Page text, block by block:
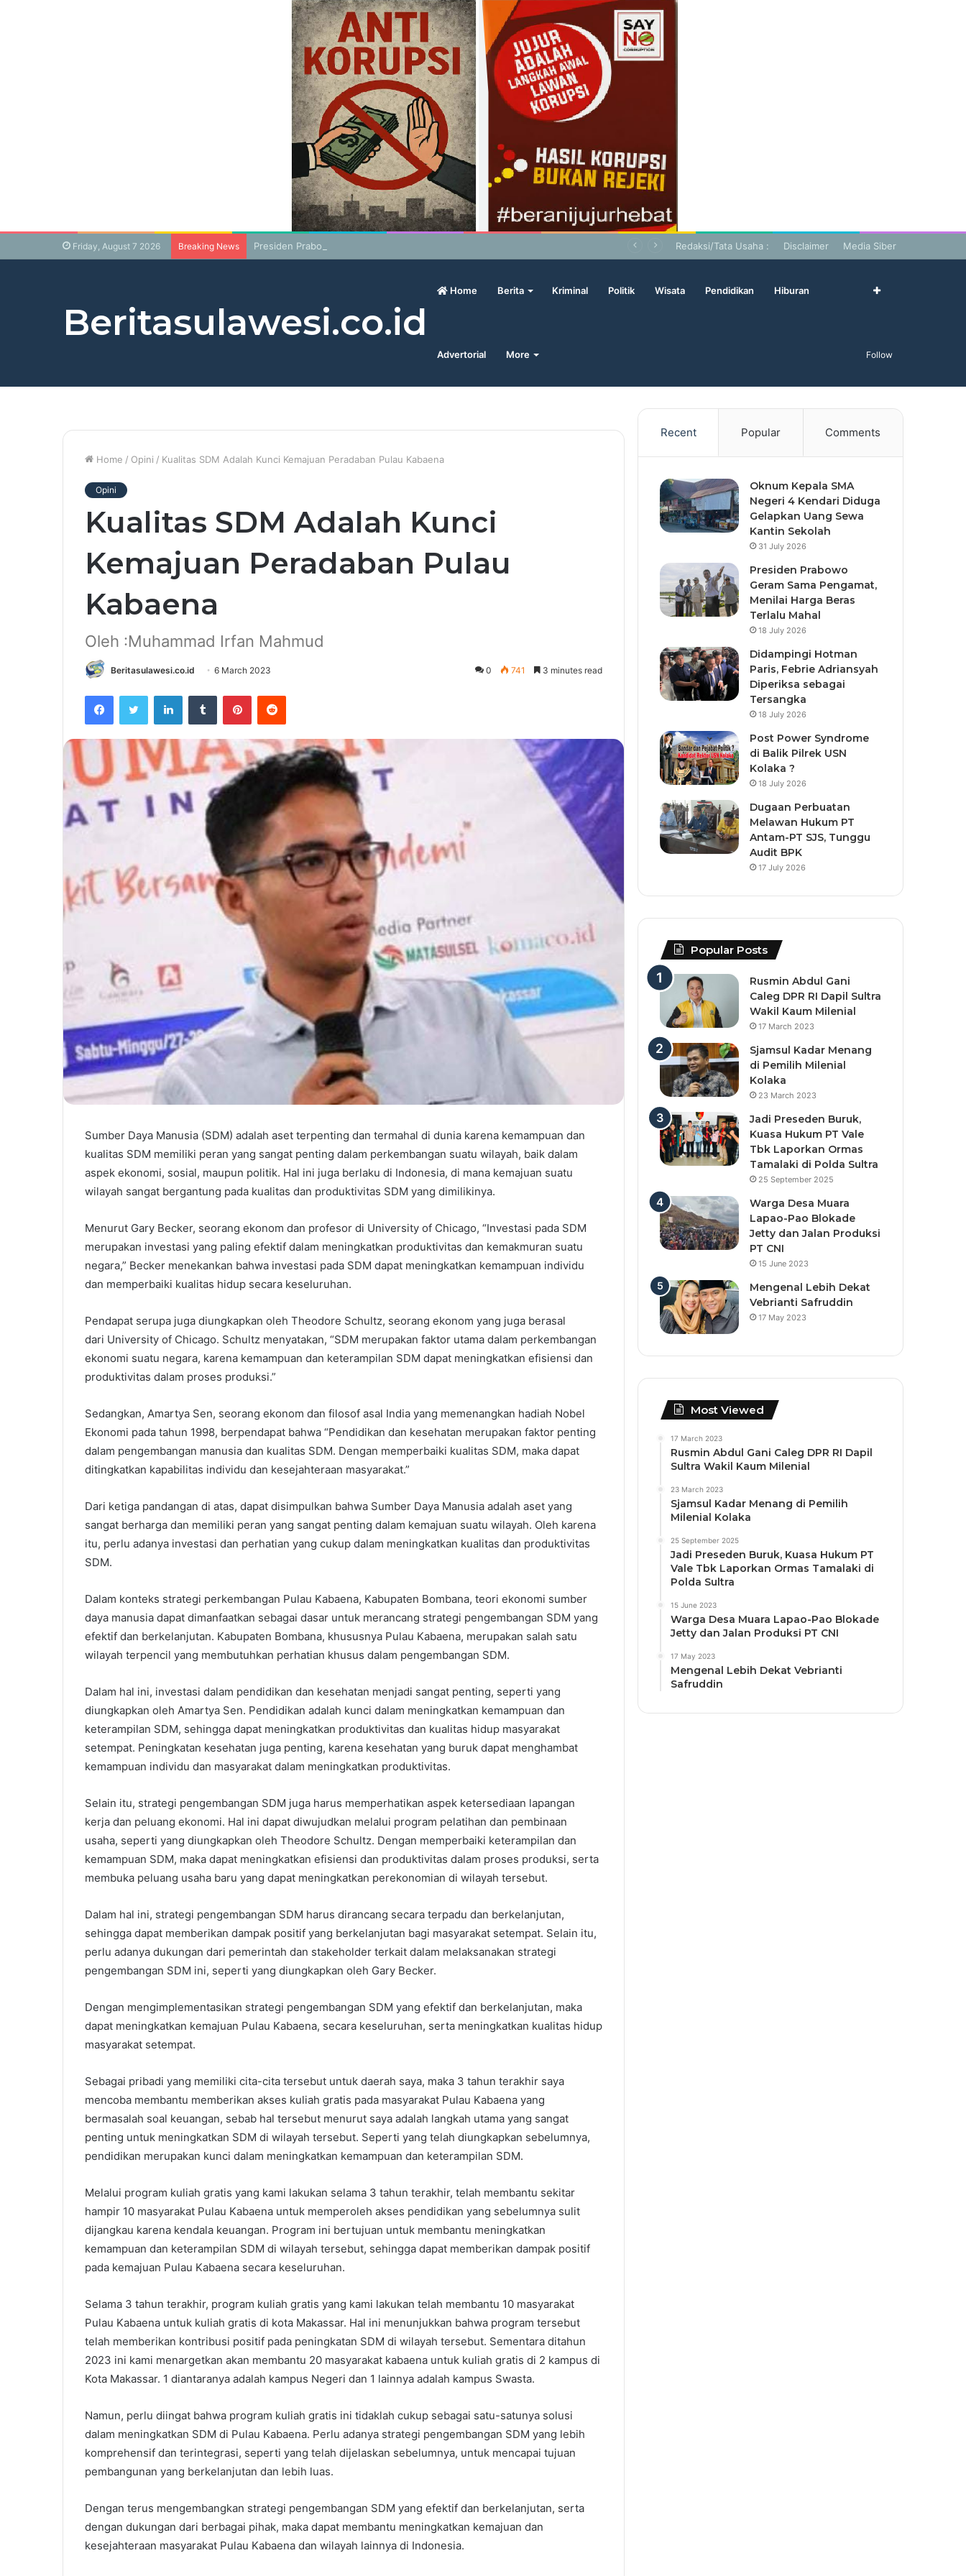
Friday, August 7 2026 Breaking News Presiden Prabowo Geram Sama Pengamat, Menilai Harga Beras Terlalu Mahal Redaksi/Tata Usaha : Disclaimer Media Siber
Beritasulawesi.co.id
Home Berita Kriminal Politik Wisata Pendidikan Hiburan
Advertorial More Follow
Home / Opini / Kualitas SDM Adalah Kunci Kemajuan Peradaban Pulau Kabaena
Opini
Kualitas SDM Adalah Kunci
Kemajuan Peradaban Pulau
Kabaena
Oleh :Muhammad Irfan Mahmud
Beritasulawesi.co.id 6 March 2023 0 741 3 minutes read
Sumber Daya Manusia (SDM) adalah aset terpenting dan termahal di dunia karena kemampuan dan
kualitas SDM memiliki peran yang sangat penting dalam perkembangan suatu wilayah, baik dalam
aspek ekonomi, sosial, maupun politik. Hal ini juga berlaku di Indonesia, di mana kemajuan suatu
wilayah sangat bergantung pada kualitas dan produktivitas SDM yang dimilikinya.
Menurut Gary Becker, seorang ekonom dan profesor di University of Chicago, “Investasi pada SDM
merupakan investasi yang paling efektif dalam meningkatkan produktivitas dan kemakmuran suatu
negara,” Becker menekankan bahwa investasi pada SDM dapat meningkatkan kemampuan individu
dan memperbaiki kualitas hidup secara keseluruhan.
Pendapat serupa juga diungkapkan oleh Theodore Schultz, seorang ekonom yang juga berasal
dari University of Chicago. Schultz menyatakan, “SDM merupakan faktor utama dalam perkembangan
ekonomi suatu negara, karena kemampuan dan keterampilan SDM dapat meningkatkan efisiensi dan
produktivitas dalam proses produksi.”
Sedangkan, Amartya Sen, seorang ekonom dan filosof asal India yang memenangkan hadiah Nobel
Ekonomi pada tahun 1998, berpendapat bahwa “Pendidikan dan kesehatan merupakan faktor penting
dalam pengembangan manusia dan kualitas SDM. Dengan memperbaiki kualitas SDM, maka dapat
ditingkatkan kapabilitas individu dan kesejahteraan masyarakat.”
Dari ketiga pandangan di atas, dapat disimpulkan bahwa Sumber Daya Manusia adalah aset yang
sangat berharga dan memiliki peran yang sangat penting dalam kemajuan suatu wilayah. Oleh karena
itu, perlu adanya investasi dan perhatian yang cukup dalam meningkatkan kualitas dan produktivitas
SDM.
Dalam konteks strategi perkembangan Pulau Kabaena, Kabupaten Bombana, teori ekonomi sumber
daya manusia dapat dimanfaatkan sebagai dasar untuk merancang strategi pengembangan SDM yang
efektif dan berkelanjutan. Kabupaten Bombana, khususnya Pulau Kabaena, merupakan salah satu
wilayah terpencil yang membutuhkan perhatian khusus dalam pengembangan SDM.
Dalam hal ini, investasi dalam pendidikan dan kesehatan menjadi sangat penting, seperti yang
diungkapkan oleh Amartya Sen. Pendidikan adalah kunci dalam meningkatkan kemampuan dan
keterampilan SDM, sehingga dapat meningkatkan produktivitas dan kualitas hidup masyarakat
setempat. Peningkatan kesehatan juga penting, karena kesehatan yang buruk dapat menghambat
kemampuan individu dan masyarakat dalam meningkatkan produktivitas.
Selain itu, strategi pengembangan SDM juga harus memperhatikan aspek ketersediaan lapangan
kerja dan peluang ekonomi. Hal ini dapat diwujudkan melalui program pelatihan dan pembinaan
usaha, seperti yang diungkapkan oleh Theodore Schultz. Dengan memperbaiki keterampilan dan
kemampuan SDM, maka dapat meningkatkan efisiensi dan produktivitas dalam proses produksi, serta
membuka peluang usaha baru yang dapat meningkatkan perekonomian di wilayah tersebut.
Dalam hal ini, strategi pengembangan SDM harus dirancang secara terpadu dan berkelanjutan,
sehingga dapat memberikan dampak positif yang berkelanjutan bagi masyarakat setempat. Selain itu,
perlu adanya dukungan dari pemerintah dan stakeholder terkait dalam melaksanakan strategi
pengembangan SDM ini, seperti yang diungkapkan oleh Gary Becker.
Dengan mengimplementasikan strategi pengembangan SDM yang efektif dan berkelanjutan, maka
dapat meningkatkan kemajuan Pulau Kabaena, secara keseluruhan, serta meningkatkan kualitas hidup
masyarakat setempat.
Sebagai pribadi yang memiliki cita-cita tersebut untuk daerah saya, maka 3 tahun terakhir saya
mencoba membantu memberikan akses kuliah gratis pada masyarakat Pulau Kabaena yang
bermasalah soal keuangan, sebab hal tersebut menurut saya adalah langkah utama yang sangat
penting untuk meningkatkan SDM di wilayah tersebut. Seperti yang telah diungkapkan sebelumnya,
pendidikan merupakan kunci dalam meningkatkan kemampuan dan keterampilan SDM.
Melalui program kuliah gratis yang kami lakukan selama 3 tahun terakhir, telah membantu sekitar
hampir 10 masyarakat Pulau Kabaena untuk memperoleh akses pendidikan yang sebelumnya sulit
dijangkau karena kendala keuangan. Program ini bertujuan untuk membantu meningkatkan
kemampuan dan keterampilan SDM di wilayah tersebut, sehingga dapat memberikan dampak positif
pada kemajuan Pulau Kabaena secara keseluruhan.
Selama 3 tahun terakhir, program kuliah gratis yang kami lakukan telah membantu 10 masyarakat
Pulau Kabaena untuk kuliah gratis di kota Makassar. Hal ini menunjukkan bahwa program tersebut
telah memberikan kontribusi positif pada peningkatan SDM di wilayah tersebut. Sementara ditahun
2023 ini kami menargetkan akan membantu 20 masyarakat kabaena untuk kuliah gratis di 2 kampus di
Kota Makassar. 1 diantaranya adalah kampus Negeri dan 1 lainnya adalah kampus Swasta.
Namun, perlu diingat bahwa program kuliah gratis ini tidaklah cukup sebagai satu-satunya solusi
dalam meningkatkan SDM di Pulau Kabaena. Perlu adanya strategi pengembangan SDM yang lebih
komprehensif dan terintegrasi, seperti yang telah dijelaskan sebelumnya, untuk mencapai tujuan
pembangunan yang berkelanjutan dan lebih luas.
Dengan terus mengembangkan strategi pengembangan SDM yang efektif dan berkelanjutan, serta
dengan dukungan dari berbagai pihak, maka dapat membantu meningkatkan kemajuan dan
kesejahteraan masyarakat Pulau Kabaena dan wilayah lainnya di Indonesia.
Recent Popular Comments
Oknum Kepala SMA
Negeri 4 Kendari Diduga
Gelapkan Uang Sewa
Kantin Sekolah
31 July 2026
Presiden Prabowo
Geram Sama Pengamat,
Menilai Harga Beras
Terlalu Mahal
18 July 2026
Didampingi Hotman
Paris, Febrie Adriansyah
Diperiksa sebagai
Tersangka
18 July 2026
Post Power Syndrome
di Balik Pilrek USN
Kolaka ?
18 July 2026
Dugaan Perbuatan
Melawan Hukum PT
Antam-PT SJS, Tunggu
Audit BPK
17 July 2026
Popular Posts
Rusmin Abdul Gani
Caleg DPR RI Dapil Sultra
Wakil Kaum Milenial
17 March 2023
Sjamsul Kadar Menang
di Pemilih Milenial
Kolaka
23 March 2023
Jadi Preseden Buruk,
Kuasa Hukum PT Vale
Tbk Laporkan Ormas
Tamalaki di Polda Sultra
25 September 2025
Warga Desa Muara
Lapao-Pao Blokade
Jetty dan Jalan Produksi
PT CNI
15 June 2023
Mengenal Lebih Dekat
Vebrianti Safruddin
17 May 2023
Most Viewed
17 March 2023
Rusmin Abdul Gani Caleg DPR RI Dapil
Sultra Wakil Kaum Milenial
23 March 2023
Sjamsul Kadar Menang di Pemilih
Milenial Kolaka
25 September 2025
Jadi Preseden Buruk, Kuasa Hukum PT
Vale Tbk Laporkan Ormas Tamalaki di
Polda Sultra
15 June 2023
Warga Desa Muara Lapao-Pao Blokade
Jetty dan Jalan Produksi PT CNI
17 May 2023
Mengenal Lebih Dekat Vebrianti
Safruddin